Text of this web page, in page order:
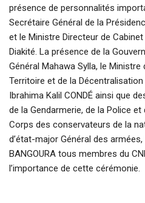
présence de personnalités
Secrétaire Général de la
et le Ministre Directeur de
Diakité. La présence de la
Général Mahawa Sylla, le Ministre
Territoire et de la
Ibrahima Kalil CONDÉ ainsi que
de la Gendarmerie, de la Police et
Corps des conservateurs de la
d’état-major Général des
BANGOURA tous membres du
l’importance de cette cérémonie.